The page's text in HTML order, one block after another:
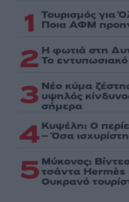
1 Τουρισμός για
Ποια ΑΦΜ
2 Η φωτιά στη
Το
3 Νέο κύμα
υψηλός
σήμερα
4 Κυψέλη: Ο
– Όσα
5 Μύκονος:
τσάντα Hermès
Ουκρανό